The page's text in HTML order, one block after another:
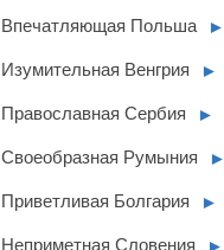
Впечатляющая Польша ►
Изумительная Венгрия ►
Православная Сербия ►
Своеобразная Румыния ►
Приветливая Болгария ►
Неприметная Словения ►